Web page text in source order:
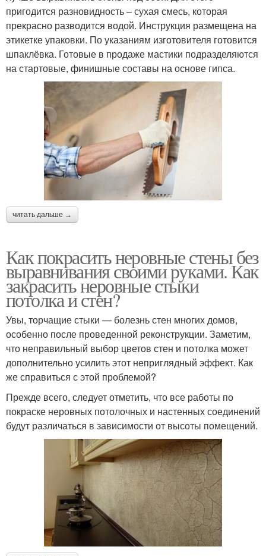
пригодится разновидность – сухая смесь, которая
прекрасно разводится водой. Инструкция размещена на
этикетке упаковки. По указаниям изготовителя готовится
шпаклёвка. Готовые в продаже мастики подразделяются
на стартовые, финишные составы на основе гипса.
читать дальше →
Как покрасить неровные стены без
выравнивания своими руками. Как
закрасить неровные стыки
потолка и стен?
Увы, торчащие стыки — болезнь стен многих домов,
особенно после проведенной реконструкции. Заметим,
что неправильный выбор цветов стен и потолка может
дополнительно усилить этот неприглядный эффект. Как
же справиться с этой проблемой?
Прежде всего, следует отметить, что все работы по
покраске неровных потолочных и настенных соединений
будут различаться в зависимости от высоты помещений.